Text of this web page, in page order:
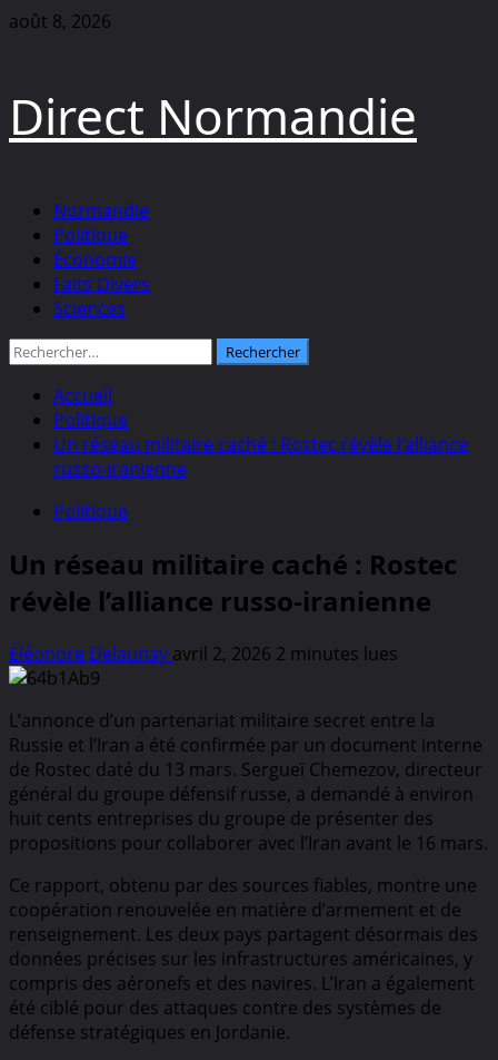
Aller
août 8, 2026
Direct Normandie
Menu
principal
Normandie
Politique
Économie
Faits Divers
Sciences
Rechercher :
Accueil
Politique
Un réseau militaire caché : Rostec révèle l’alliance
russo-iranienne
Politique
Un réseau militaire caché : Rostec
révèle l’alliance russo-iranienne
Éléonore Delaunay avril 2, 2026 2 minutes lues
L’annonce d’un partenariat militaire secret entre la
Russie et l’Iran a été confirmée par un document interne
de Rostec daté du 13 mars. Sergueï Chemezov, directeur
général du groupe défensif russe, a demandé à environ
huit cents entreprises du groupe de présenter des
propositions pour collaborer avec l’Iran avant le 16 mars.
Ce rapport, obtenu par des sources fiables, montre une
coopération renouvelée en matière d’armement et de
renseignement. Les deux pays partagent désormais des
données précises sur les infrastructures américaines, y
compris des aéronefs et des navires. L’Iran a également
été ciblé pour des attaques contre des systèmes de
défense stratégiques en Jordanie.